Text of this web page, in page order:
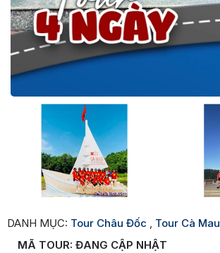
DANH MỤC: Tour Châu Đốc , Tour Cà Mau
MÃ TOUR: ĐANG CẬP NHẬT